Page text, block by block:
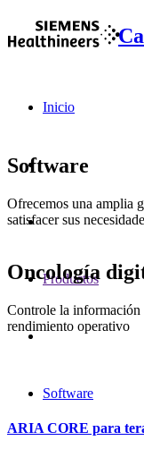
Inicio
Productos
Software
Software
Ofrecemos una amplia
satisfacer sus
Oncología
Controle la información
rendimiento operativo
ARIA CORE para